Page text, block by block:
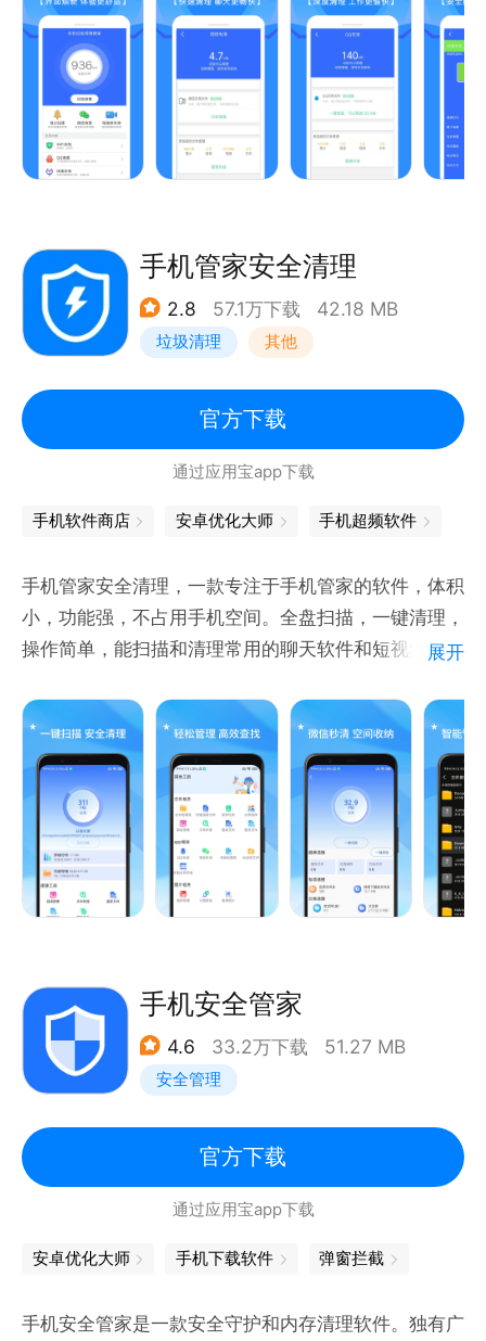
2.手机加速：清除系统缓存，上网不再卡，运行更快
3.电池管理：查看电池能量，可以关掉后台无用软件，
为手机省电。
手机管家安全清理
2.8 57.1万下载 42.18 MB
垃圾清理 其他
官方下载
通过应用宝app下载
手机软件商店 安卓优化大师 手机超频软件
手机管家安全清理，一款专注于手机管家的软件，体积
小，功能强，不占用手机空间。全盘扫描，一键清理，
操作简单，能扫描和清理常用的聊天软件和短视频软
不足、卡顿、耗电等问题。QQ专清、微信专清、相册
清理等细节清理，能够解决用户需要，为用户带来便
捷。
展开
手机安全管家
4.6 33.2万下载 51.27 MB
安全管理
官方下载
通过应用宝app下载
安卓优化大师 手机下载软件 弹窗拦截
手机安全管家是一款安全守护和内存清理软件。独有广